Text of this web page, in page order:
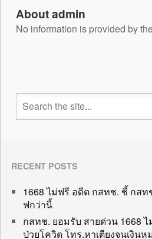
About admin
No information is provided by
RECENT POSTS
1668 ไม่ฟรี อดีต กสทช. ชี้ กส
ฟกว่านี้
กสทช. ยอมรับ สายด่วน 1668
ป่วยโควิด โทร.หาเตียงจนเงินห